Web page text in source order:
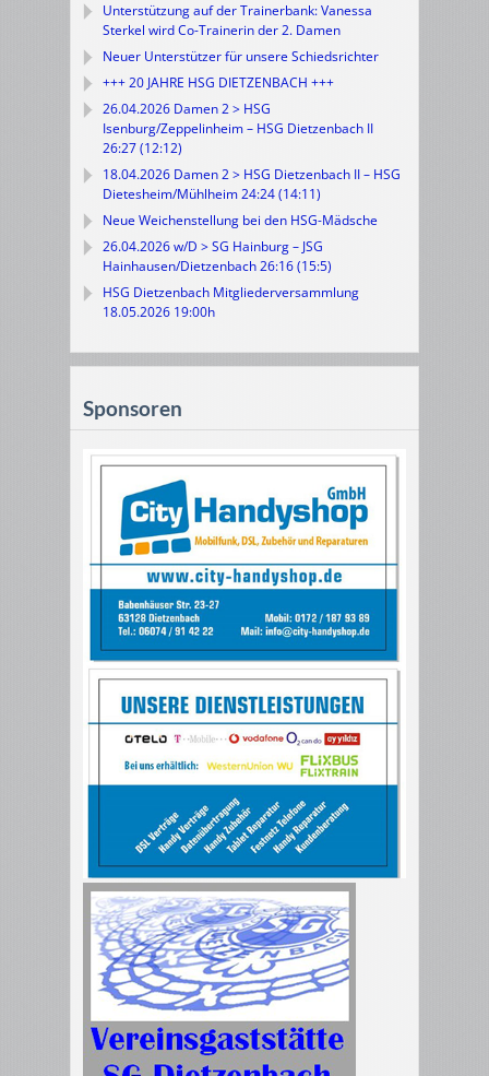
Unterstützung auf der Trainerbank: Vanessa
Sterkel wird Co-Trainerin der 2. Damen
Neuer Unterstützer für unsere Schiedsrichter
+++ 20 JAHRE HSG DIETZENBACH +++
26.04.2026 Damen 2 > HSG
Isenburg/Zeppelinheim – HSG Dietzenbach II
26:27 (12:12)
18.04.2026 Damen 2 > HSG Dietzenbach II – HSG
Dietesheim/Mühlheim 24:24 (14:11)
Neue Weichenstellung bei den HSG-Mädsche
26.04.2026 w/D > SG Hainburg – JSG
Hainhausen/Dietzenbach 26:16 (15:5)
HSG Dietzenbach Mitgliederversammlung
18.05.2026 19:00h
Sponsoren